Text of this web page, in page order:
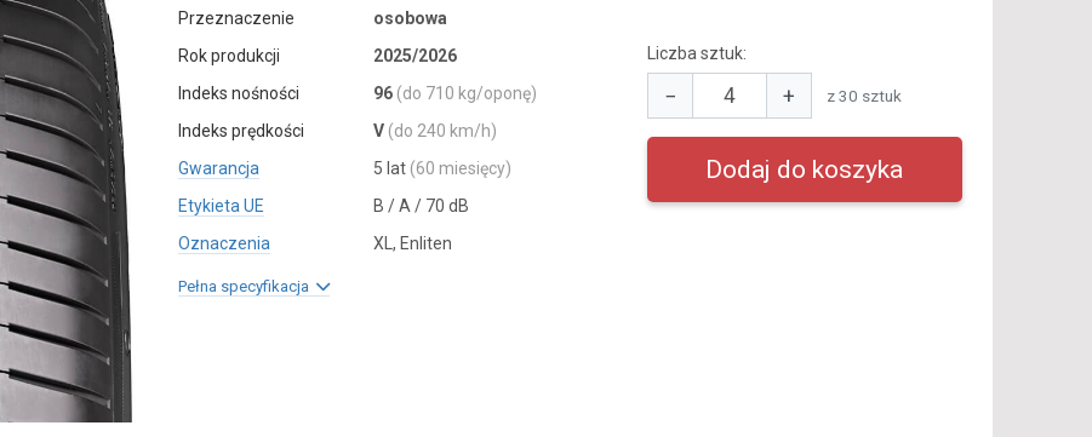
Przeznaczenie
osobowa
Rok produkcji
2025/2026
Indeks nośności
96 (do 710 kg/oponę)
Indeks prędkości
V (do 240 km/h)
Gwarancja
5 lat (60 miesięcy)
Etykieta UE
B / A / 70 dB
Oznaczenia
XL, Enliten
Pełna specyfikacja
Liczba sztuk:
− + z 30 sztuk